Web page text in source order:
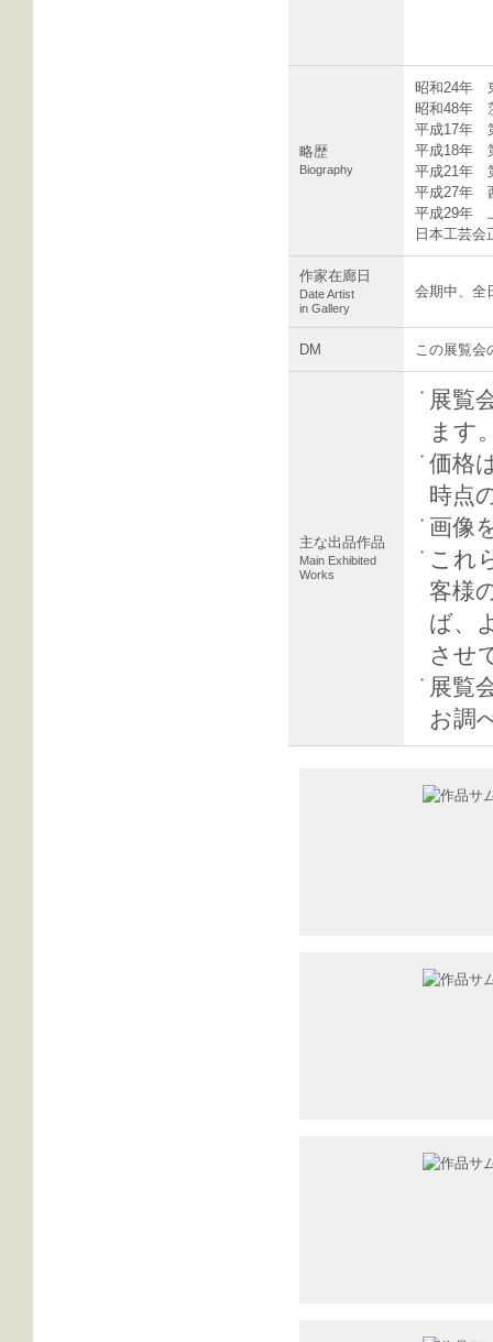
略歴
Biography
昭和24年
昭和48年
平成17年
平成18年
平成21年
平成27年
平成29年
日本工芸会
作家在廊日
Date Artist
in Gallery
会期中、全
DM この展覧会
主な出品作品
Main Exhibited
Works
・ 展覧
ます
・ 価格
時点
・ 画像
・ これ
客様
ば、
させ
・ 展覧
お調